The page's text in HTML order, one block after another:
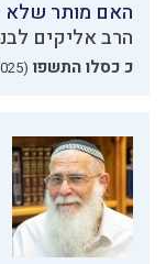
האם מותר שלא
הרב אליקים
כ כסלו התשפו (10.12.2025)